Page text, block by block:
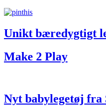
Unikt bæredygtigt
Make 2 Play
Nyt babylegetøj fra